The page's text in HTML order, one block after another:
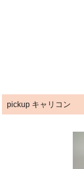
pickup キャリコン